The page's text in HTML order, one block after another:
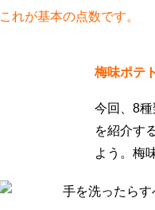
これが基本の点数です。
梅味ポテ
今回、8
を紹介す
よう。梅